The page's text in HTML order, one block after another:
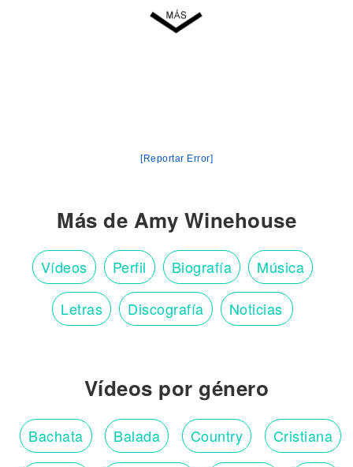
[Reportar Error]
Más de Amy Winehouse
Vídeos Perfil Biografía Música
Letras Discografía Noticias
Vídeos por género
Bachata Balada Country Cristiana